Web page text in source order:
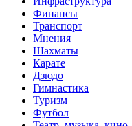
Финансы
Транспорт
Мнения
Шахматы
Карате
Дзюдо
Гимнастика
Туризм
Футбол